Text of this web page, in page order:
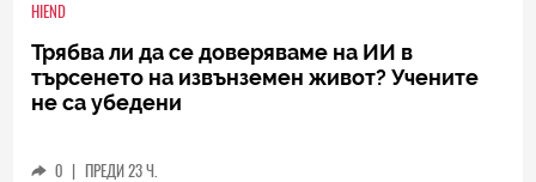
HIEND
Трябва ли да се доверяваме на ИИ в
търсенето на извънземен живот? Учените
не са убедени
0 | ПРЕДИ 23 Ч.